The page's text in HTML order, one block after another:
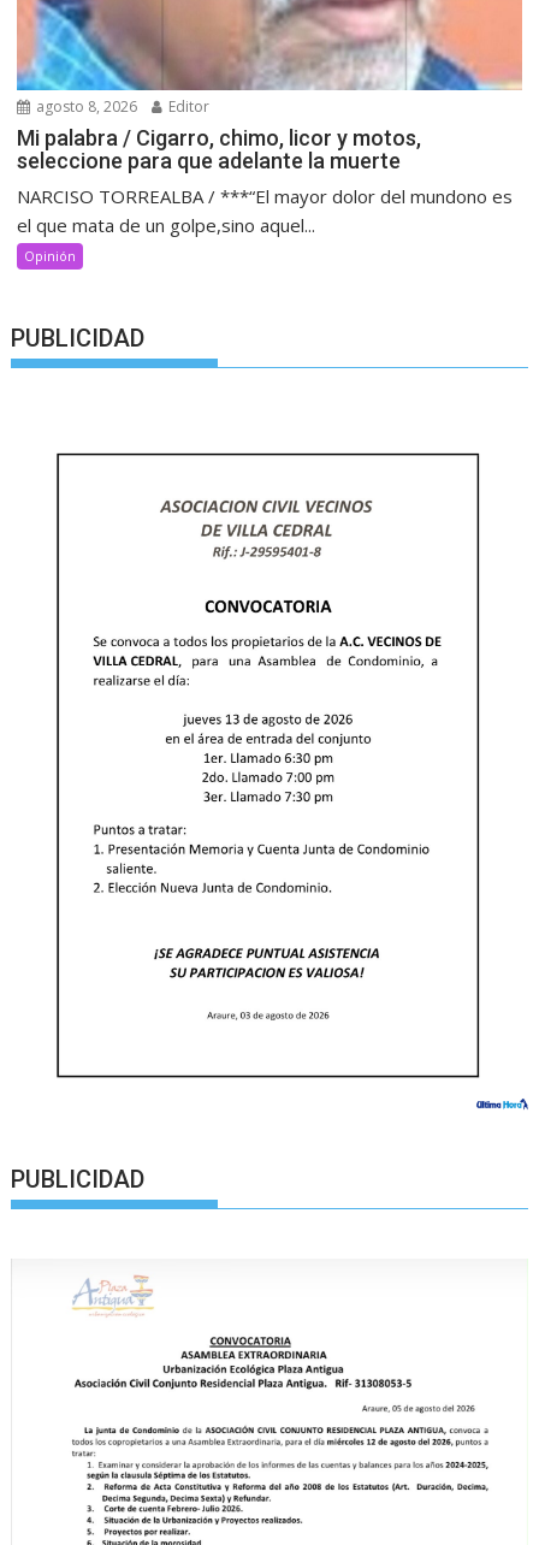
agosto 8, 2026 Editor
Mi palabra / Cigarro, chimo, licor y motos,
seleccione para que adelante la muerte
NARCISO TORREALBA / ***“El mayor dolor del mundono es
el que mata de un golpe,sino aquel...
Opinión
PUBLICIDAD
PUBLICIDAD